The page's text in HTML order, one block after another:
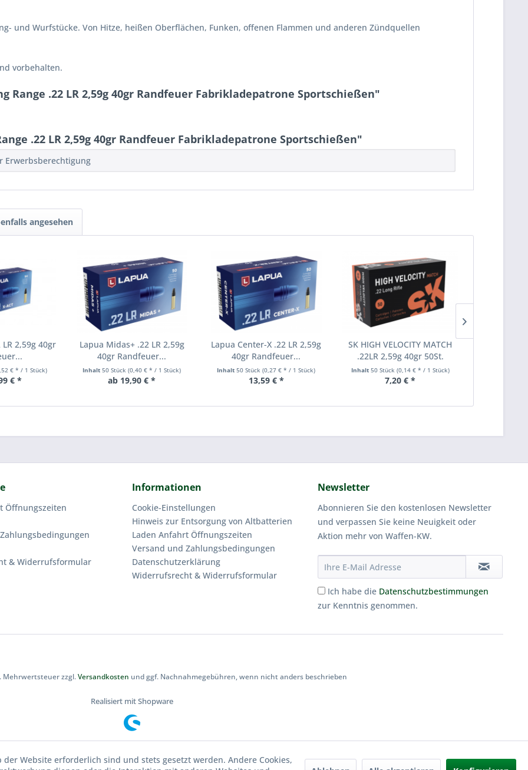
und Wurfstücke. Von Hitze, heißen Oberflächen, Funken, offenen Flammen und anderen Zündquellen
vorbehalten.
Range .22 LR 2,59g 40gr Randfeuer Fabrikladepatrone Sportschießen"
.22 LR 2,59g 40gr Randfeuer Fabrikladepatrone Sportschießen"
Erwerbsberechtigung
angesehen
2,59g 40gr
€ * / 1 Stück)
€ *
Lapua Midas+ .22 LR 2,59g
40gr Randfeuer...
Inhalt50 Stück(0,40 € * / 1 Stück)
ab 19,90 € *
Lapua Center-X .22 LR 2,59g
40gr Randfeuer...
Inhalt50 Stück(0,27 € * / 1 Stück)
13,59 € *
SK HIGH VELOCITY MATCH
.22LR 2,59g 40gr 50St.
Inhalt 50 Stück (0,14 € * / 1 Stück)
7,20 € *
Öffnungszeiten
& Widerrufsformular
Informationen
Cookie-Einstellungen
Hinweis zur Entsorgung von Altbatterien
Laden Anfahrt Öffnungszeiten
Versand und Zahlungsbedingungen
Datenschutzerklärung
Widerrufsrecht & Widerrufsformular
Newsletter
Abonnieren Sie den kostenlosen Newsletter
und verpassen Sie keine Neuigkeit oder
Aktion mehr von Waffen-KW.
Ich habe die Datenschutzbestimmungen
zur Kenntnis genommen.
Mehrwertsteuer zzgl.Versandkosten und ggf. Nachnahmegebühren, wenn nicht anders beschrieben
Realisiert mit Shopware
Website erforderlich sind und stets gesetzt werden. Andere Cookies,